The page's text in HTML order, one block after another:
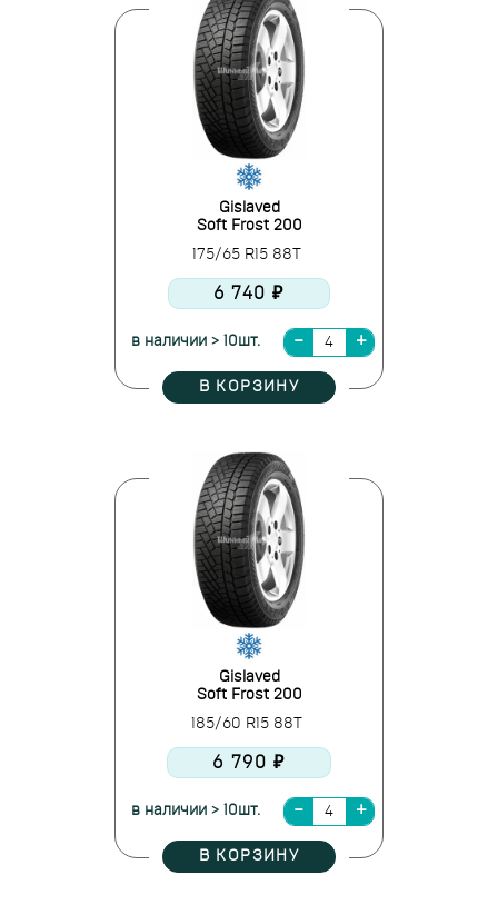
Gislaved
Soft Frost 200
175/65 R15 88T
6 740 ₽
в наличии > 10шт.
В КОРЗИНУ
Gislaved
Soft Frost 200
185/60 R15 88T
6 790 ₽
в наличии > 10шт.
В КОРЗИНУ